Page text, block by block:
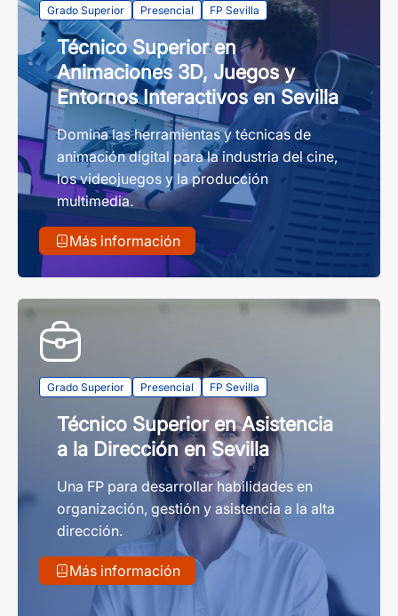
Grado Superior Presencial FP Sevilla
Técnico Superior en
Animaciones 3D, Juegos y
Entornos Interactivos en Sevilla
Domina las herramientas y técnicas de
animación digital para la industria del cine,
los videojuegos y la producción
multimedia.
Más información
Grado Superior Presencial FP Sevilla
Técnico Superior en Asistencia
a la Dirección en Sevilla
Una FP para desarrollar habilidades en
organización, gestión y asistencia a la alta
dirección.
Más información